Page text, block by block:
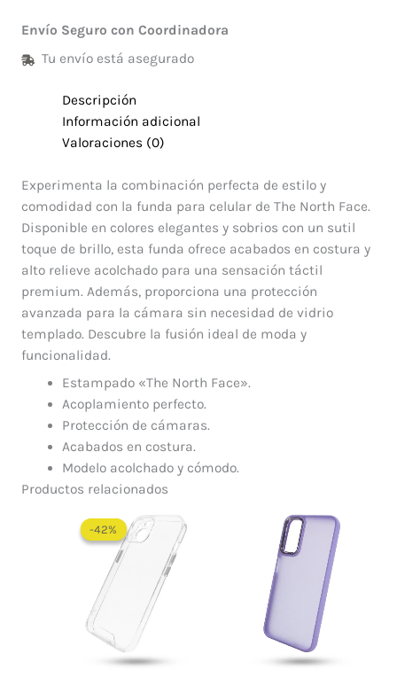
Envío Seguro con Coordinadora
Tu envío está asegurado
Descripción
Información adicional
Valoraciones (0)
Experimenta la combinación perfecta de estilo y
comodidad con la funda para celular de The North Face.
Disponible en colores elegantes y sobrios con un sutil
toque de brillo, esta funda ofrece acabados en costura y
alto relieve acolchado para una sensación táctil
premium. Además, proporciona una protección
avanzada para la cámara sin necesidad de vidrio
templado. Descubre la fusión ideal de moda y
funcionalidad.
Estampado «The North Face».
Acoplamiento perfecto.
Protección de cámaras.
Acabados en costura.
Modelo acolchado y cómodo.
Productos relacionados
-42%
-42%
precio
original
$ 60.000.